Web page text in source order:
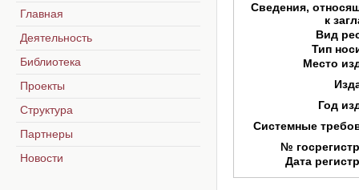
Сведения,
к
Вид
Тип
Место
Год
Системные
№
Дата
Главная
Деятельность
Библиотека
Проекты
Структура
Партнеры
Новости